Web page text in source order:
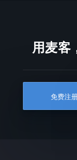
用麦客
免费注